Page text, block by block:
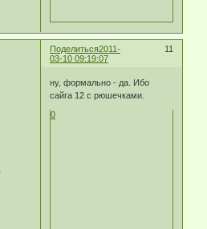
Поделиться 11
2011-
03-10 09:19:07
ну, формально - да. Ибо
сайга 12 с рюшечками.
0